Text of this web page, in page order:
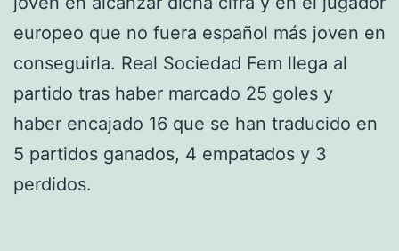
europeo que no fuera español más joven en
conseguirla. Real Sociedad Fem llega al
partido tras haber marcado 25 goles y
haber encajado 16 que se han traducido en
5 partidos ganados, 4 empatados y 3
perdidos.